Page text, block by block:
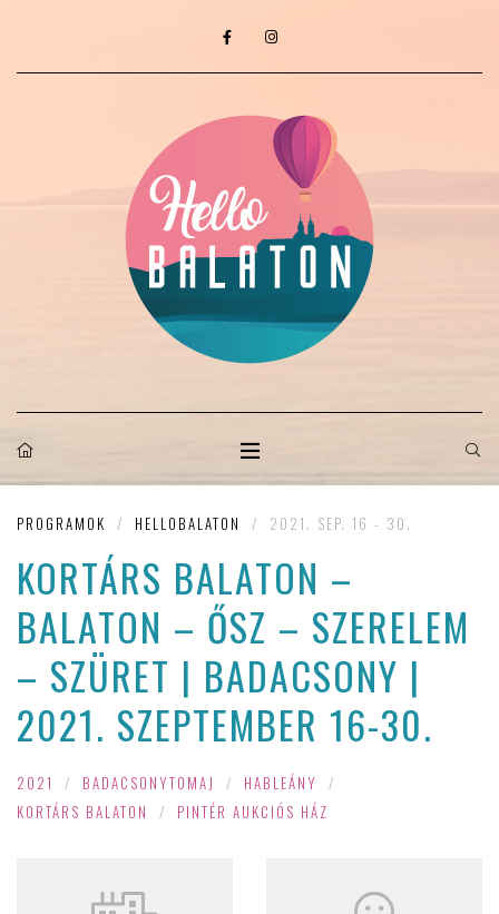
PROGRAMOK / HELLOBALATON / 2021. SEP. 16 - 30.
KORTÁRS BALATON –
BALATON – ŐSZ – SZERELEM
– SZÜRET | BADACSONY |
2021. SZEPTEMBER 16-30.
2021 / BADACSONYTOMAJ / HABLEÁNY
/
KORTÁRS BALATON
/ PINTÉR AUKCIÓS HÁZ